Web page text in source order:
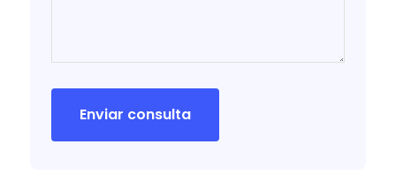
Enviar consulta